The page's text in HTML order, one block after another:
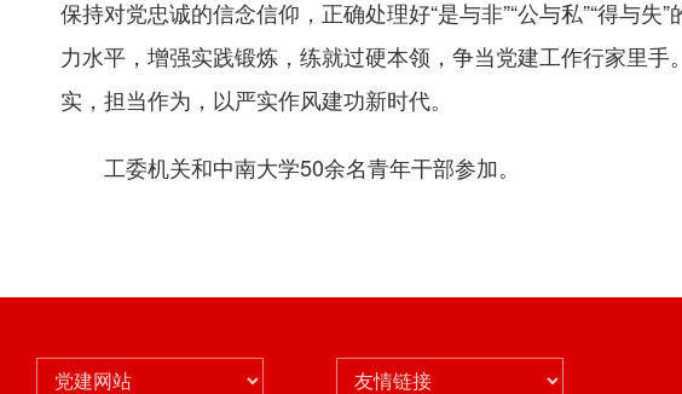
保持对党忠诚的信念信仰，正确处理好“是与非”“公与私”“得与失
力水平，增强实践锻炼，练就过硬本领，争当党建工作行家里手。
实，担当作为，以严实作风建功新时代。
工委机关和中南大学50余名青年干部参加。